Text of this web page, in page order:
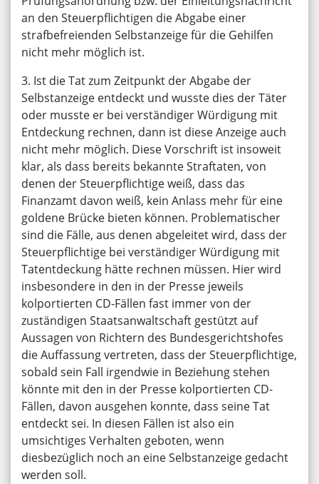
an den Steuerpflichtigen die Abgabe einer
strafbefreienden Selbstanzeige für die Gehilfen
nicht mehr möglich ist.
3. Ist die Tat zum Zeitpunkt der Abgabe der
Selbstanzeige entdeckt und wusste dies der Täter
oder musste er bei verständiger Würdigung mit
Entdeckung rechnen, dann ist diese Anzeige auch
nicht mehr möglich. Diese Vorschrift ist insoweit
klar, als dass bereits bekannte Straftaten, von
denen der Steuerpflichtige weiß, dass das
Finanzamt davon weiß, kein Anlass mehr für eine
goldene Brücke bieten können. Problematischer
sind die Fälle, aus denen abgeleitet wird, dass der
Steuerpflichtige bei verständiger Würdigung mit
Tatentdeckung hätte rechnen müssen. Hier wird
insbesondere in den in der Presse jeweils
kolportierten CD-Fällen fast immer von der
zuständigen Staatsanwaltschaft gestützt auf
Aussagen von Richtern des Bundesgerichtshofes
die Auffassung vertreten, dass der Steuerpflichtige,
sobald sein Fall irgendwie in Beziehung stehen
könnte mit den in der Presse kolportierten CD-
Fällen, davon ausgehen konnte, dass seine Tat
entdeckt sei. In diesen Fällen ist also ein
umsichtiges Verhalten geboten, wenn
diesbezüglich noch an eine Selbstanzeige gedacht
werden soll.